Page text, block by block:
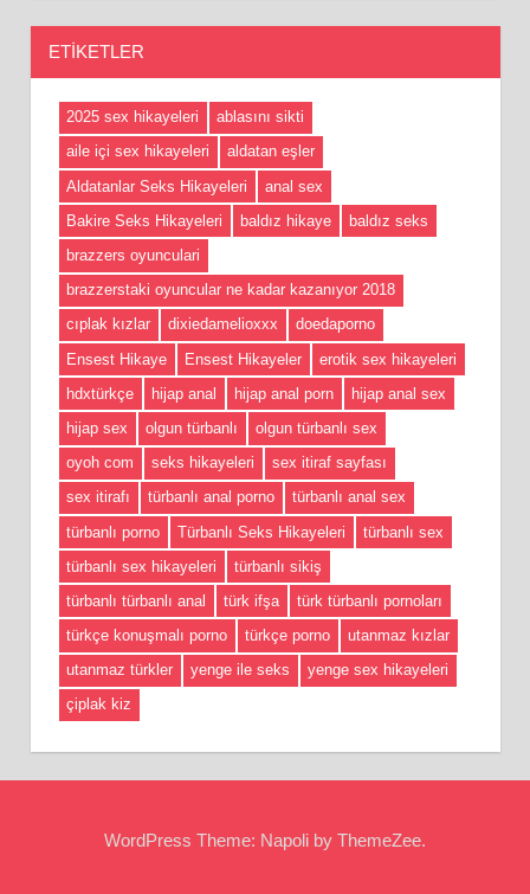
ETIKETLER
2025 sex hikayeleri
ablasını sikti
aile içi sex hikayeleri
aldatan eşler
Aldatanlar Seks Hikayeleri
anal sex
Bakire Seks Hikayeleri
baldız hikaye
baldız seks
brazzers oyunculari
brazzerstaki oyuncular ne kadar kazanıyor 2018
cıplak kızlar
dixiedamelioxxx
doedaporno
Ensest Hikaye
Ensest Hikayeler
erotik sex hikayeleri
hdxtürkçe
hijap anal hijap anal porn
hijap anal sex
hijap sex
olgun türbanlı
olgun türbanlı sex
oyoh com
seks hikayeleri
sex itiraf sayfası
sex itirafı
türbanlı anal porno
türbanlı anal sex
türbanlı porno
Türbanlı Seks Hikayeleri
türbanlı sex
türbanlı sex hikayeleri
türbanlı sikiş
türbanlı türbanlı anal
türk ifşa
türk türbanlı pornoları
türkçe konuşmalı porno
türkçe porno
utanmaz kızlar
utanmaz türkler
yenge ile seks
yenge sex hikayeleri
çiplak kiz
WordPress Theme: Napoli by ThemeZee.